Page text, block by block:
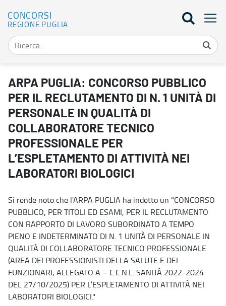
CONCORSI
REGIONE PUGLIA
ARPA PUGLIA: CONCORSO PUBBLICO PER IL RECLUTAMENTO
ARPA PUGLIA: CONCORSO PUBBLICO
PER IL RECLUTAMENTO DI N. 1 UNITÀ DI
PERSONALE IN QUALITÀ DI
COLLABORATORE TECNICO
PROFESSIONALE PER
L’ESPLETAMENTO DI ATTIVITÀ NEI
LABORATORI BIOLOGICI
Si rende noto che l'ARPA PUGLIA ha indetto un "CONCORSO
PUBBLICO, PER TITOLI ED ESAMI, PER IL RECLUTAMENTO
CON RAPPORTO DI LAVORO SUBORDINATO A TEMPO
PIENO E INDETERMINATO DI N. 1 UNITÀ DI PERSONALE IN
QUALITÀ DI COLLABORATORE TECNICO PROFESSIONALE
(AREA DEI PROFESSIONISTI DELLA SALUTE E DEI
FUNZIONARI, ALLEGATO A – C.C.N.L. SANITÀ 2022-2024
DEL 27/10/2025) PER L’ESPLETAMENTO DI ATTIVITÀ NEI
LABORATORI BIOLOGICI."